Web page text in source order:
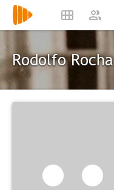
Rodolfo Rocha